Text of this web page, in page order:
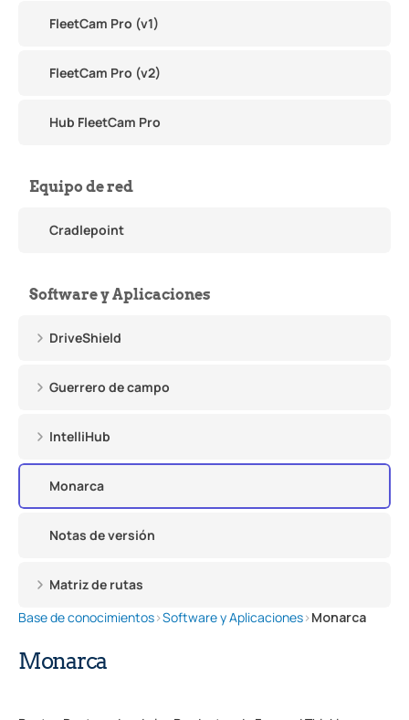
FleetCam Pro (v1)
FleetCam Pro (v2)
Hub FleetCam Pro
Equipo de red
Cradlepoint
Software y Aplicaciones
DriveShield
Guerrero de campo
IntelliHub
Monarca
Notas de versión
Matriz de rutas
Base de conocimientos›Software y Aplicaciones›Monarca
Monarca